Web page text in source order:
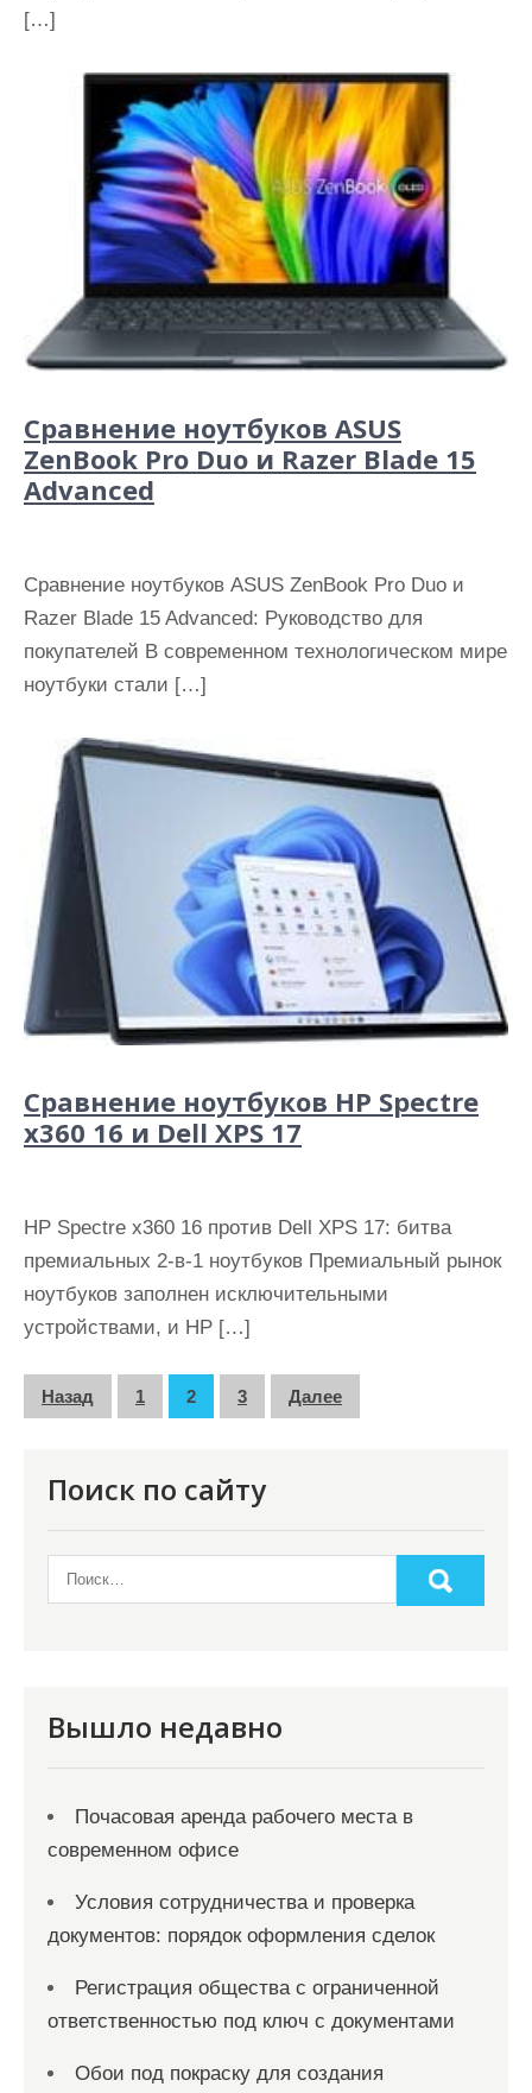
[…]
Сравнение ноутбуков ASUS
ZenBook Pro Duo и Razer Blade 15
Advanced
Сравнение ноутбуков ASUS ZenBook Pro Duo и
Razer Blade 15 Advanced: Руководство для
покупателей В современном технологическом мире
ноутбуки стали […]
Сравнение ноутбуков HP Spectre
x360 16 и Dell XPS 17
HP Spectre x360 16 против Dell XPS 17: битва
премиальных 2-в-1 ноутбуков Премиальный рынок
ноутбуков заполнен исключительными
устройствами, и HP […]
ПНазад 1 2 3 Далее
Поиск по сайту
Вышло недавно
Почасовая аренда рабочего места в
современном офисе
Условия сотрудничества и проверка
документов: порядок оформления сделок
Регистрация общества с ограниченной
ответственностью под ключ с документами
Обои под покраску для создания